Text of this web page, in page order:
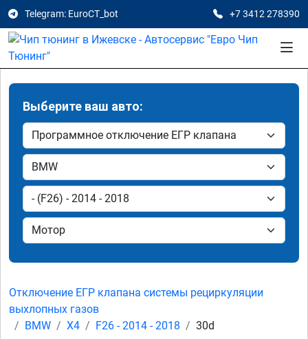
Telegram: EuroCT_bot +7 3412 278390
Выберите ваш авто:
Отключение ЕГР клапана системы рециркуляции
выхлопных газов
BMW
X4 F26 - 2014 - 2018 30d